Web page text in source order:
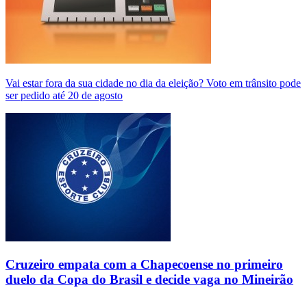
Vai estar fora da sua cidade no dia da eleição? Voto em trânsito pode
ser pedido até 20 de agosto
Cruzeiro empata com a Chapecoense no primeiro
duelo da Copa do Brasil e decide vaga no Mineirão